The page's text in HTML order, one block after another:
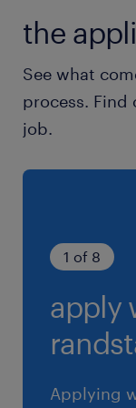
the
See what
process.
job.
1 of 8
apply
Applying